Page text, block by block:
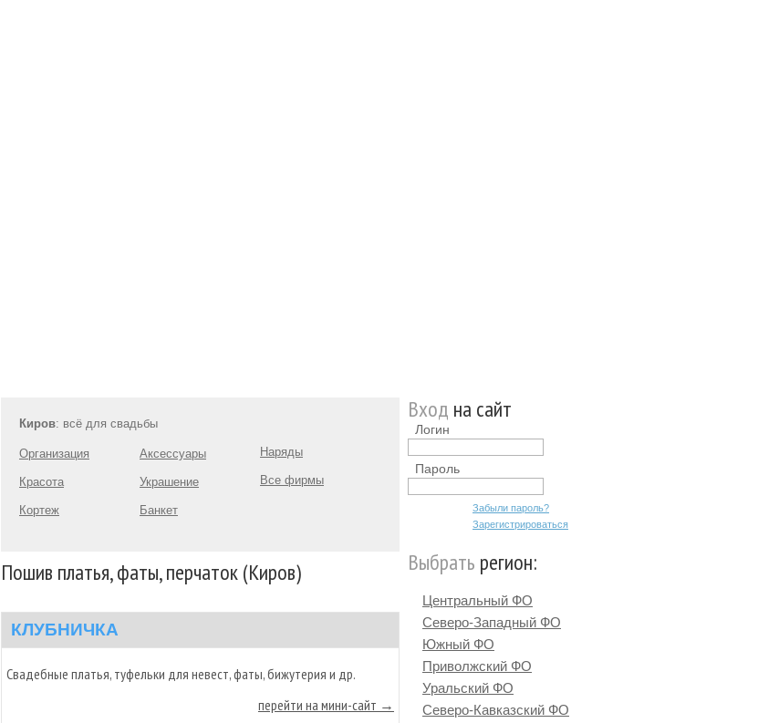
Киров: всё для свадьбы
Организация
Красота
Кортеж
Аксессуары
Украшение
Банкет
Наряды
Все фирмы
Пошив платья, фаты, перчаток (Киров)
КЛУБНИЧКА
Свадебные платья, туфельки для невест, фаты, бижутерия и др.
перейти на мини-сайт →
Вход на сайт
Логин
Пароль
Забыли пароль?
Зарегистрироваться
Выбрать регион:
Центральный ФО
Северо-Западный ФО
Южный ФО
Приволжский ФО
Уральский ФО
Северо-Кавказский ФО